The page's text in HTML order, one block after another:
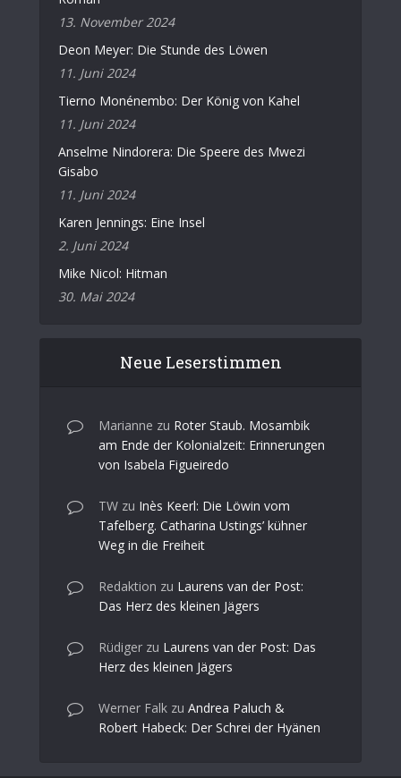
13. November 2024
Deon Meyer: Die Stunde des Löwen
11. Juni 2024
Tierno Monénembo: Der König von Kahel
11. Juni 2024
Anselme Nindorera: Die Speere des Mwezi
Gisabo
11. Juni 2024
Karen Jennings: Eine Insel
2. Juni 2024
Mike Nicol: Hitman
30. Mai 2024
Neue Leserstimmen
Marianne zu Roter Staub. Mosambik
am Ende der Kolonialzeit: Erinnerungen
von Isabela Figueiredo
TW zu Inès Keerl: Die Löwin vom
Tafelberg. Catharina Ustings’ kühner
Weg in die Freiheit
Redaktion zu Laurens van der Post:
Das Herz des kleinen Jägers
Rüdiger zu Laurens van der Post: Das
Herz des kleinen Jägers
Werner Falk zu Andrea Paluch &
Robert Habeck: Der Schrei der Hyänen